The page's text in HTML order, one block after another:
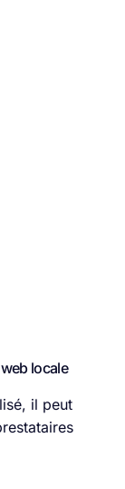
locale
il peut